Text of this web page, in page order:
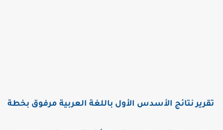
تقرير نتائج الأسدس الأول باللغة العربية مرفوق بخطة